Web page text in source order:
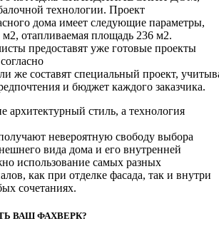
технологии. Проект
дома имеет следующие параметры,
отапливаемая площадь 236 м2.
предоставят уже готовые проекты
же составят специальный проект,
и бюджет каждого заказчика.
стиль, а технология
невероятную свободу выбора
вида дома и его внутренней
использование самых разных
как при отделке фасада, так и внутри
сочетаниях.
ВАШ ФАХВЕРК?